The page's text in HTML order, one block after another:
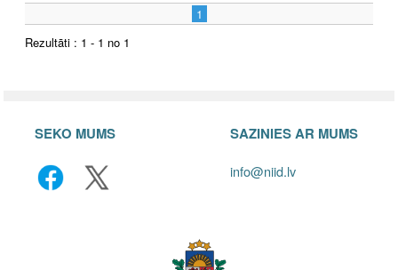
1
Rezultāti : 1 - 1 no 1
SEKO MUMS SAZINIES AR MUMS
info@niid.lv